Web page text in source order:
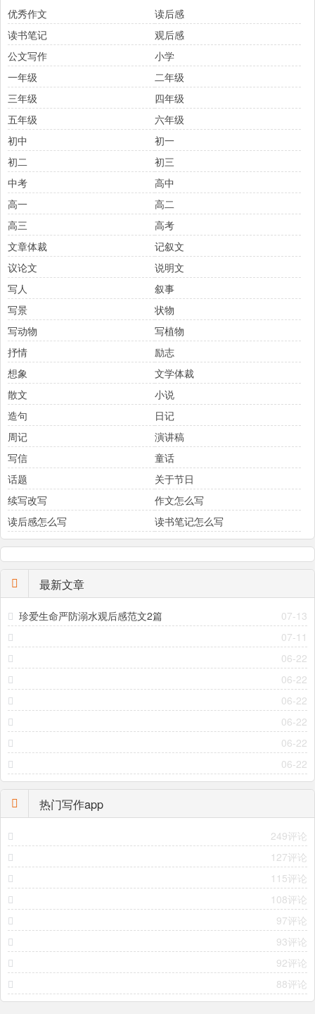
优秀作文
读后感
读书笔记
观后感
公文写作
小学
一年级
二年级
三年级
四年级
五年级
六年级
初中
初一
初二
初三
中考
高中
高一
高二
高三
高考
文章体裁
记叙文
议论文
说明文
写人
叙事
写景
状物
写动物
写植物
抒情
励志
想象
文学体裁
散文
小说
造句
日记
周记
演讲稿
写信
童话
话题
关于节日
续写改写
作文怎么写
读后感怎么写
读书笔记怎么写
最新文章
07-13
珍爱生命严防溺水观后感范文2篇
07-11
06-22
06-22
06-22
06-22
06-22
06-22
热门写作app
249评论
127评论
115评论
108评论
97评论
93评论
92评论
88评论